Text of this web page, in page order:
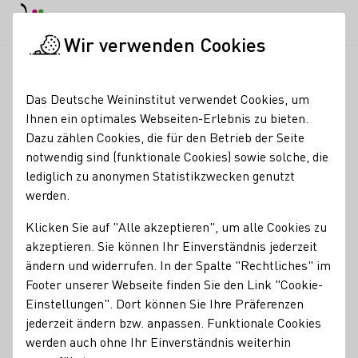
SEKT.GENUSS trifft
KNABBER.SPASS
Schloss Sommerhausen verkosten wir fünf Schaumweine
des vielfach ausgezeichneten Betriebs. Wir starten mit
zwei Sekten im historischen Keller aus dem Jahr 1435 und
probieren anschließend drei weitere prickelnde
Kostbarkeiten im idyllischen Schlosshof. Spannende
Informationen rund um die traditionelle Flaschengärung
dürfen dabei natürlich nicht fehlen.
Wir verwenden Cookies
Das Deutsche Weininstitut verwendet Cookies, um
Ihnen ein optimales Webseiten-Erlebnis zu bieten.
Dazu zählen Cookies, die für den Betrieb der Seite
notwendig sind (funktionale Cookies) sowie solche, die
lediglich zu anonymen Statistikzwecken genutzt
werden.
Klicken Sie auf "Alle akzeptieren", um alle Cookies zu
akzeptieren. Sie können Ihr Einverständnis jederzeit
ändern und widerrufen. In der Spalte "Rechtliches" im
Footer unserer Webseite finden Sie den Link "Cookie-
Einstellungen". Dort können Sie Ihre Präferenzen
jederzeit ändern bzw. anpassen. Funktionale Cookies
werden auch ohne Ihr Einverständnis weiterhin